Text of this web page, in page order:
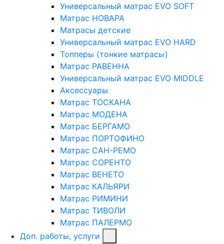
Универсальный матрас EVO SOFT
Матрас НОВАРА
Матрасы детские
Универсальный матрас EVO HARD
Топперы (тонкие матрасы)
Матрас РАВЕННА
Универсальный матрас EVO MIDDLE
Аксессуары
Матрас ТОСКАНА
Матрас МОДЕНА
Матрас БЕРГАМО
Матрас ПОРТОФИНО
Матрас САН-РЕМО
Матрас СОРЕНТО
Матрас ВЕНЕТО
Матрас КАЛЬЯРИ
Матрас РИМИНИ
Матрас ТИВОЛИ
Матрас ПАЛЕРМО
Доп. работы, услуги